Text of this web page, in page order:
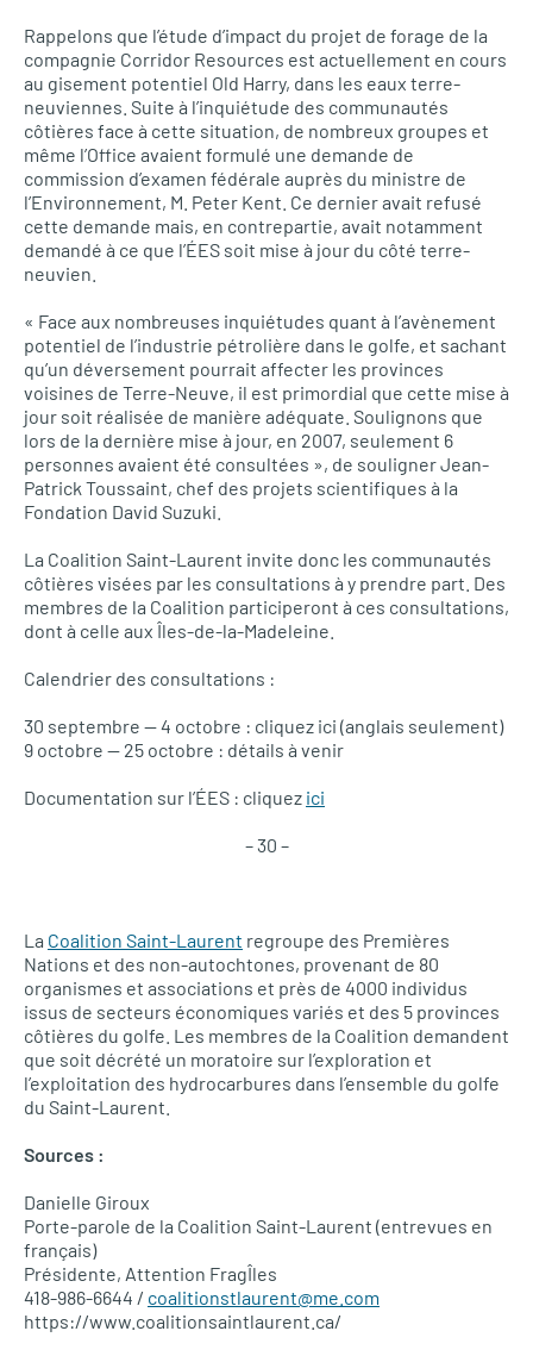
Rappelons que l’étude d’impact du projet de forage de la
compagnie Corridor Resources est actuellement en cours
au gisement potentiel Old Harry, dans les eaux terre-
neuviennes. Suite à l’inquiétude des communautés
côtières face à cette situation, de nombreux groupes et
même l’Office avaient formulé une demande de
commission d’examen fédérale auprès du ministre de
l’Environnement, M. Peter Kent. Ce dernier avait refusé
cette demande mais, en contrepartie, avait notamment
demandé à ce que l’ÉES soit mise à jour du côté terre-
neuvien.
« Face aux nombreuses inquiétudes quant à l’avènement
potentiel de l’industrie pétrolière dans le golfe, et sachant
qu’un déversement pourrait affecter les provinces
voisines de Terre-Neuve, il est primordial que cette mise à
jour soit réalisée de manière adéquate. Soulignons que
lors de la dernière mise à jour, en 2007, seulement 6
personnes avaient été consultées », de souligner Jean-
Patrick Toussaint, chef des projets scientifiques à la
Fondation David Suzuki.
La Coalition Saint-Laurent invite donc les communautés
côtières visées par les consultations à y prendre part. Des
membres de la Coalition participeront à ces consultations,
dont à celle aux Îles-de-la-Madeleine.
Calendrier des consultations :
30 septembre — 4 octobre : cliquez ici (anglais seulement)
9 octobre — 25 octobre : détails à venir
Documentation sur l’ÉES : cliquez ici
– 30 –
La Coalition Saint-Laurent regroupe des Premières
Nations et des non-autochtones, provenant de 80
organismes et associations et près de 4000 individus
issus de secteurs économiques variés et des 5 provinces
côtières du golfe. Les membres de la Coalition demandent
que soit décrété un moratoire sur l’exploration et
l’exploitation des hydrocarbures dans l’ensemble du golfe
du Saint-Laurent.
Sources :
Danielle Giroux
Porte-parole de la Coalition Saint-Laurent (entrevues en
français)
Présidente, Attention FragÎles
418-986-6644 / coalitionstlaurent@me.com
https://www.coalitionsaintlaurent.ca/